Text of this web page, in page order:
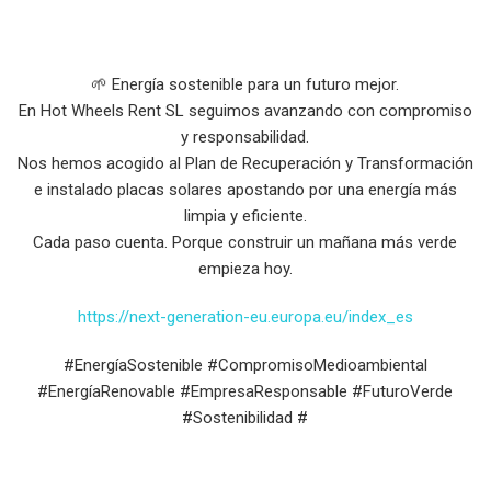
🌱 Energía sostenible para un futuro mejor.
En Hot Wheels Rent SL seguimos avanzando con compromiso
y responsabilidad.
Nos hemos acogido al Plan de Recuperación y Transformación
e instalado placas solares apostando por una energía más
limpia y eficiente.
Cada paso cuenta. Porque construir un mañana más verde
empieza hoy.
https://next-generation-eu.europa.eu/index_es
#EnergíaSostenible #CompromisoMedioambiental
#EnergíaRenovable #EmpresaResponsable #FuturoVerde
#Sostenibilidad #